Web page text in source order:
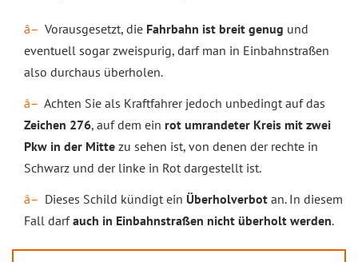
Vorausgesetzt, die Fahrbahn ist breit genug und
eventuell sogar zweispurig, darf man in Einbahnstraßen
also durchaus überholen.
Achten Sie als Kraftfahrer jedoch unbedingt auf das
Zeichen 276, auf dem ein rot umrandeter Kreis mit zwei
Pkw in der Mitte zu sehen ist, von denen der rechte in
Schwarz und der linke in Rot dargestellt ist.
Dieses Schild kündigt ein Überholverbot an. In diesem
Fall darfauch in Einbahnstraßen nicht überholt werden.